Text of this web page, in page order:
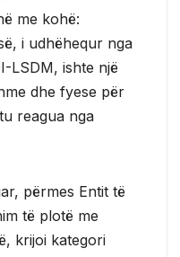
me kohë:
i udhëhequr nga
LSDM, ishte një
dhe fyese për
reagua nga
përmes Entit të
të plotë me
krijoi kategori